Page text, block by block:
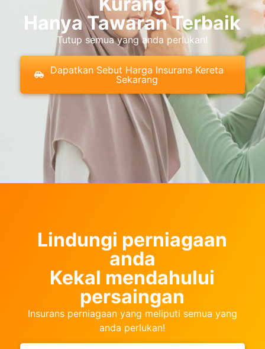
Hanya Tawaran Terbaik
Tutup semua yang anda perlukan!
Dapatkan Sebut Harga Insurans Kereta
Sekarang
Lindungi perniagaan
anda
Kekal mendahului
persaingan
Insurans perniagaan yang meliputi semua yang
anda perlukan!